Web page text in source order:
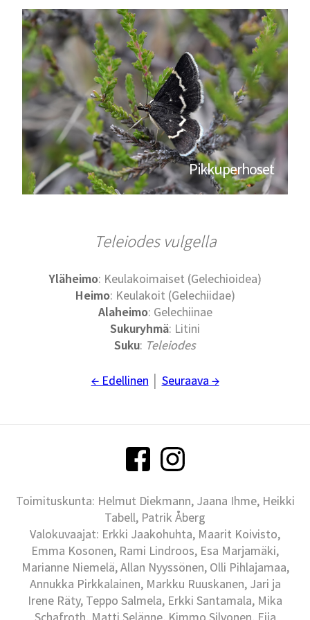
Pikkuperhoset
Teleiodes vulgella
Yläheimo: Keulakoimaiset (Gelechioidea)
Heimo: Keulakoit (Gelechiidae)
Alaheimo: Gelechiinae
Sukuryhmä: Litini
Suku: Teleiodes
← Edellinen Seuraava →
Toimituskunta: Helmut Diekmann, Jaana Ihme, Heikki
Tabell, Patrik Åberg
Valokuvaajat: Erkki Jaakohuhta, Maarit Koivisto,
Emma Kosonen, Rami Lindroos, Esa Marjamäki,
Marianne Niemelä, Allan Nyyssönen, Olli Pihlajamaa,
Annukka Pirkkalainen, Markku Ruuskanen, Jari ja
Irene Räty, Teppo Salmela, Erkki Santamala, Mika